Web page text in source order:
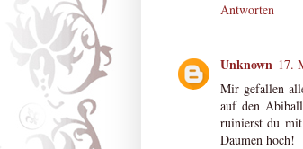
Antworten
Unknown 17.
Mir gefallen
auf den
ruinierst du
Daumen hoch!